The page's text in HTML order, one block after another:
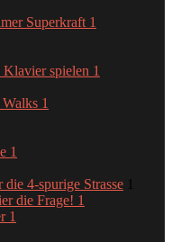
Superkraft 1
spielen 1
1
1
4-spurige Strasse 1
die Frage! 1
1